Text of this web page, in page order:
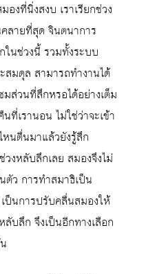
งที่นิ่งสงบ เราเรียกช่วง
ลายที่สุด จินตนาการ
ในช่วงนี้ รวมทั้งระบบ
สมดุล สามารถทำงานได้
ส่วนที่สึกหรอได้อย่างเต็ม
ที่เรานอน ไม่ใช่ว่าจะเข้า
หนตื่นมาแล้วยังรู้สึก
งหลับลึกเลย สมองจึงไม่
ตัว การทำสมาธิเป็น
ป็นการปรับคลื่นสมองให้
บลึก จึงเป็นอีกทางเลือก